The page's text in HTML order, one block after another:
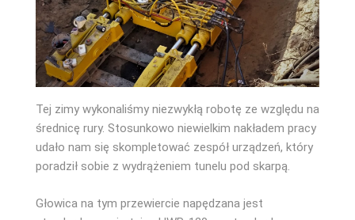
Tej zimy wykonaliśmy niezwykłą robotę ze względu na
średnicę rury. Stosunkowo niewielkim nakładem pracy
udało nam się skompletować zespół urządzeń, który
poradził sobie z wydrążeniem tunelu pod skarpą.
Głowica na tym przewiercie napędzana jest